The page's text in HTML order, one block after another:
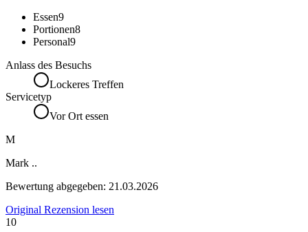
Essen9
Portionen8
Personal9
Anlass des Besuchs
Lockeres Treffen
Servicetyp
Vor Ort essen
M
Mark ..
Bewertung abgegeben: 21.03.2026
Original Rezension lesen
10